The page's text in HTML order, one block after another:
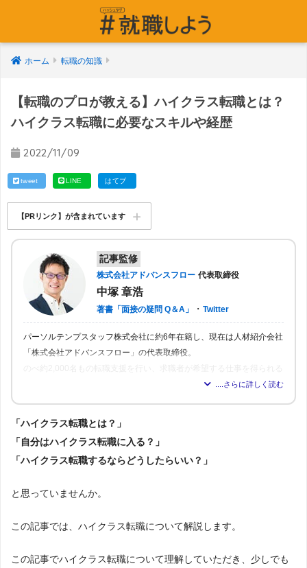
ホーム 転職の知識
【転職のプロが教える】ハイクラス転職とは？
ハイクラス転職に必要なスキルや経歴
2022/11/09
tweet LINE はてブ
【PRリンク】が含まれています
記事監修
株式会社アドバンスフロー 代表取締役
中塚 章浩
著書「面接の疑問 Q＆A」 ・ Twitter
パーソルテンプスタッフ株式会社に約6年在籍し、現在は人材紹介会社
「株式会社アドバンスフロー」の代表取締役。
よう尽力。人材業界16年の経験から「転職はしっかりとした情報が得
「ハイクラス転職とは？」
「自分はハイクラス転職に入る？」
「ハイクラス転職するならどうしたらいい？」
と思っていませんか。
この記事では、ハイクラス転職について解説します。
この記事でハイクラス転職について理解していただき、少しでも